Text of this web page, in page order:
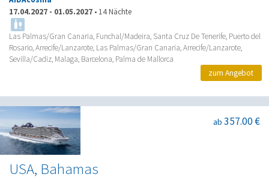
17.04.2027 - 01.05.2027 • 14 Nächte
Las Palmas/Gran Canaria, Funchal/Madeira, Santa Cruz De Tenerife, Puerto del
Rosario, Arrecife/Lanzarote, Las Palmas/Gran Canaria, Arrecife/Lanzarote,
Sevilla/Cadiz, Malaga, Barcelona, Palma de Mallorca
zum Angebot
USA, Bahamas
ab 357.00 €